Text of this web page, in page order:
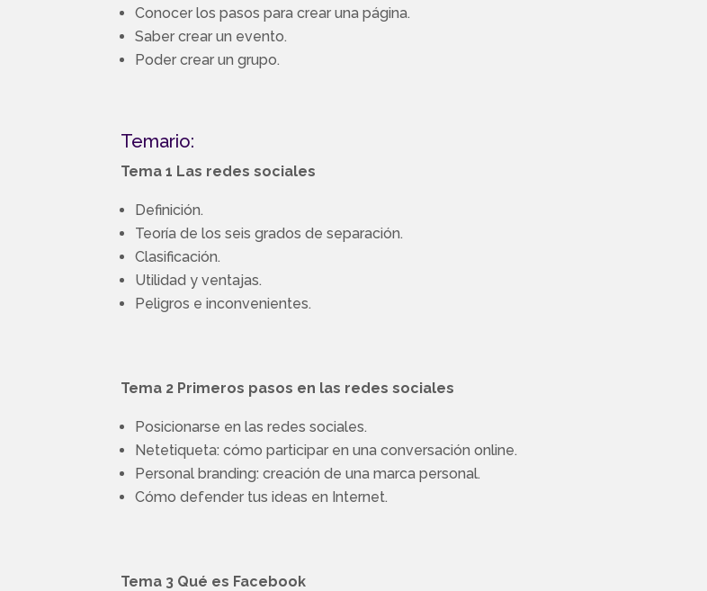
Conocer los pasos para crear una página.
Saber crear un evento.
Poder crear un grupo.
Temario:
Tema 1 Las redes sociales
Definición.
Teoría de los seis grados de separación.
Clasificación.
Utilidad y ventajas.
Peligros e inconvenientes.
Tema 2 Primeros pasos en las redes sociales
Posicionarse en las redes sociales.
Netetiqueta: cómo participar en una conversación online.
Personal branding: creación de una marca personal.
Cómo defender tus ideas en Internet.
Tema 3 Qué es Facebook